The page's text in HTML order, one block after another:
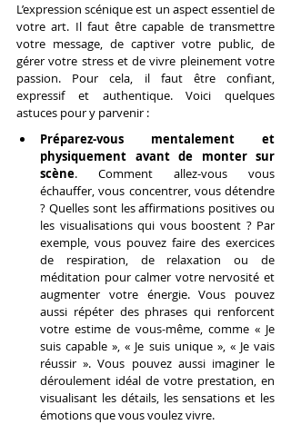
L’expression scénique est un aspect essentiel de
votre art. Il faut être capable de transmettre
votre message, de captiver votre public, de
gérer votre stress et de vivre pleinement votre
passion. Pour cela, il faut être confiant,
expressif et authentique. Voici quelques
astuces pour y parvenir :
Préparez-vous mentalement et
physiquement avant de monter sur
scène. Comment allez-vous vous
échauffer, vous concentrer, vous détendre
? Quelles sont les affirmations positives ou
les visualisations qui vous boostent ? Par
exemple, vous pouvez faire des exercices
de respiration, de relaxation ou de
méditation pour calmer votre nervosité et
augmenter votre énergie. Vous pouvez
aussi répéter des phrases qui renforcent
votre estime de vous-même, comme « Je
suis capable », « Je suis unique », « Je vais
réussir ». Vous pouvez aussi imaginer le
déroulement idéal de votre prestation, en
visualisant les détails, les sensations et les
émotions que vous voulez vivre.